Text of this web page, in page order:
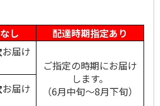
椿
山
＜お中元＞獺祭 純
米大吟醸磨き二割三
＜お中元＞久保田
純米大吟醸と吟醸
し
配達時期指定あり
お届け
ご指定の時期にお届け
します。
（6月中旬～8月下旬）
お届け